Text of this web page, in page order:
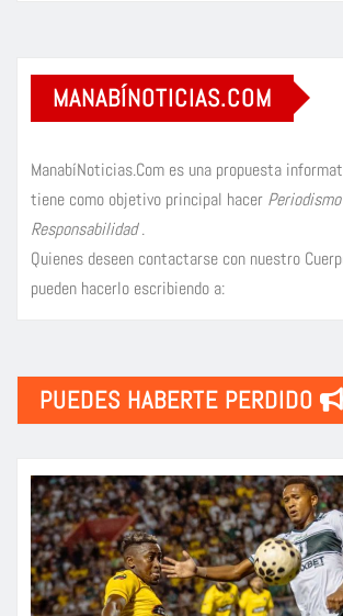
MANABÍNOTICIAS.COM
ManabíNoticias.Com es una propuesta
tiene como objetivo principal hacer
Responsabilidad.
Quienes deseen contactarse con nuestro
pueden hacerlo escribiendo a:
PUEDES HABERTE PERDIDO